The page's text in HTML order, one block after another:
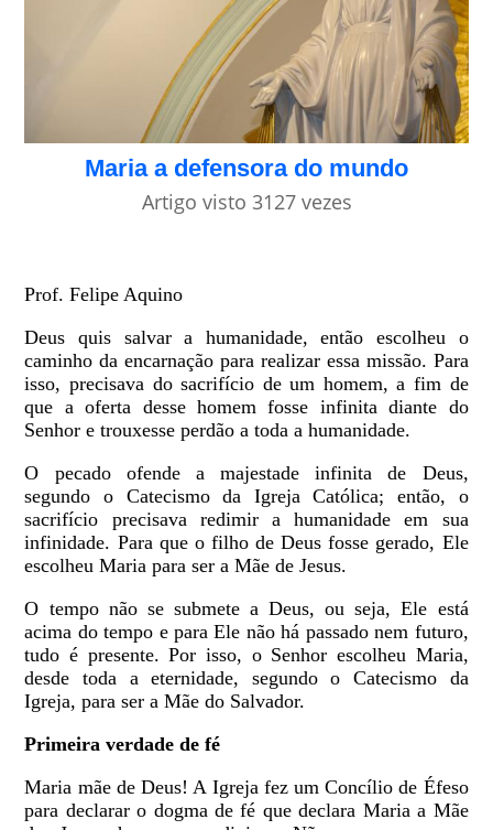
Maria a defensora do mundo
Artigo visto 3127 vezes
Prof. Felipe Aquino
Deus quis salvar a humanidade, então escolheu o
caminho da encarnação para realizar essa missão. Para
isso, precisava do sacrifício de um homem, a fim de
que a oferta desse homem fosse infinita diante do
Senhor e trouxesse perdão a toda a humanidade.
O pecado ofende a majestade infinita de Deus,
segundo o Catecismo da Igreja Católica; então, o
sacrifício precisava redimir a humanidade em sua
infinidade. Para que o filho de Deus fosse gerado, Ele
escolheu Maria para ser a Mãe de Jesus.
O tempo não se submete a Deus, ou seja, Ele está
acima do tempo e para Ele não há passado nem futuro,
tudo é presente. Por isso, o Senhor escolheu Maria,
desde toda a eternidade, segundo o Catecismo da
Igreja, para ser a Mãe do Salvador.
Primeira verdade de fé
Maria mãe de Deus! A Igreja fez um Concílio de Éfeso
para declarar o dogma de fé que declara Maria a Mãe